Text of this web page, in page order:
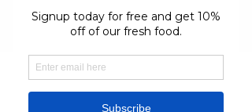
RaraPetcare Group
Public · 396 members